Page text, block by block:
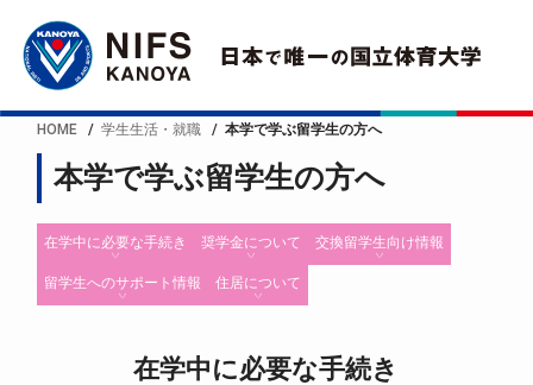
HOME 学生生活・就職 本学で学ぶ留学生の方へ
本学で学ぶ留学生の方へ
在学中に必要な手続き 奨学金について 交換留学生向け情報
留学生へのサポート情報 住居について
在学中に必要な手続き